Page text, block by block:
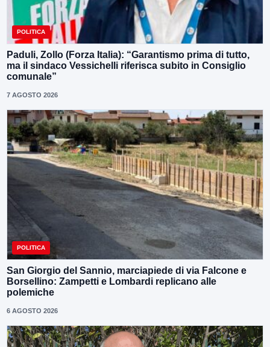
POLITICA
Paduli, Zollo (Forza Italia): “Garantismo prima di tutto,
ma il sindaco Vessichelli riferisca subito in Consiglio
comunale”
7 AGOSTO 2026
POLITICA
San Giorgio del Sannio, marciapiede di via Falcone e
Borsellino: Zampetti e Lombardi replicano alle
polemiche
6 AGOSTO 2026